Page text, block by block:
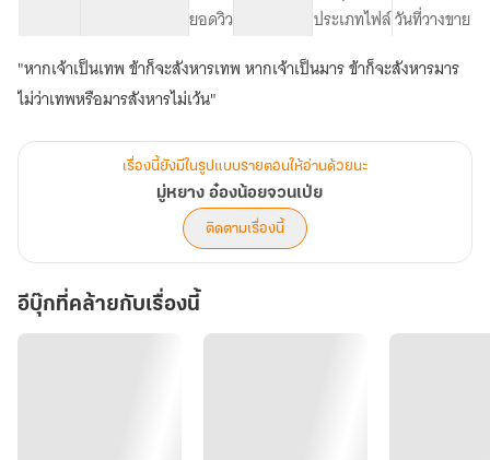
เป่ย
ยอดวิว ประเภทไฟล์วันที่วางขาย
"หากเจ้าเป็นเทพ ข้าก็จะสังหารเทพ หากเจ้าเป็นมาร ข้าก็จะสังหารมาร
ไม่ว่าเทพหรือมารสังหารไม่เว้น"
เรื่องนี้ยังมีในรูปแบบรายตอนให้อ่านด้วยนะ
มู่หยาง อ๋องน้อยจวนเป่ย
ติดตามเรื่องนี้
อีบุ๊กที่คล้ายกับเรื่องนี้